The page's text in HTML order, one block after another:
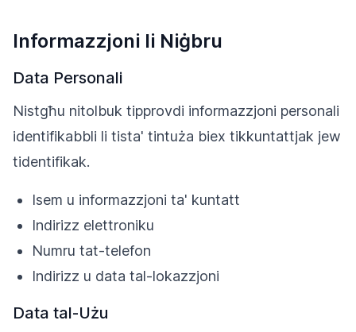
Informazzjoni li Niġbru
Data Personali
Nistgħu nitolbuk tipprovdi informazzjoni personali
identifikabbli li tista' tintuża biex tikkuntattjak jew
tidentifikak.
Isem u informazzjoni ta' kuntatt
Indirizz elettroniku
Numru tat-telefon
Indirizz u data tal-lokazzjoni
Data tal-Użu